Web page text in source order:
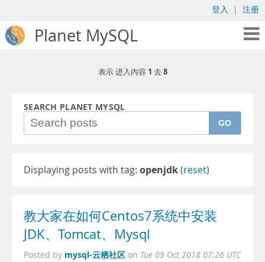
登入 | 注册
Planet MySQL
表示 进入内容 1 去8
SEARCH PLANET MYSQL
GO
Displaying posts with tag: openjdk(reset)
教大家在如何Centos7系统中安装
JDK、Tomcat、Mysql
Posted by mysql-云栖社区 on Tue 09 Oct 2018 07:26 UTC